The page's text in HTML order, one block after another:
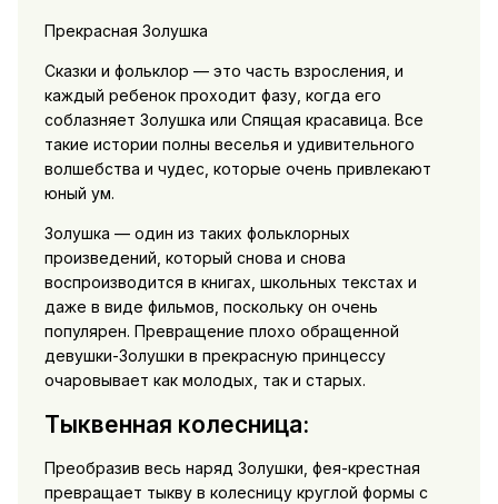
Прекрасная Золушка
Сказки и фольклор — это часть взросления, и
каждый ребенок проходит фазу, когда его
соблазняет Золушка или Спящая красавица. Все
такие истории полны веселья и удивительного
волшебства и чудес, которые очень привлекают
юный ум.
Золушка — один из таких фольклорных
произведений, который снова и снова
воспроизводится в книгах, школьных текстах и ​​
даже в виде фильмов, поскольку он очень
популярен. Превращение плохо обращенной
девушки-Золушки в прекрасную принцессу
очаровывает как молодых, так и старых.
Тыквенная колесница:
Преобразив весь наряд Золушки, фея-крестная
превращает тыкву в колесницу круглой формы с